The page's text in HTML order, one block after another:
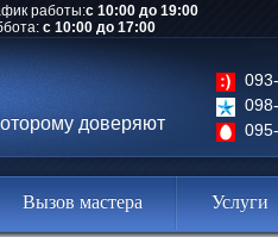
доверяют
работы:с 10:00 до 19:00
с 10:00 до 17:00
Вызов мастера Услуги